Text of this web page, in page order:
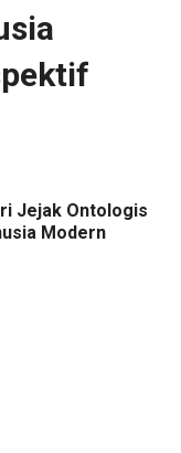
Jejak Ontologis
Modern